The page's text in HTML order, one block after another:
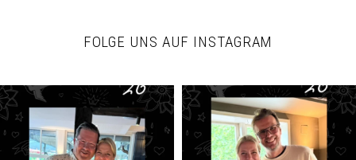
FOLGE UNS AUF INSTAGRAM